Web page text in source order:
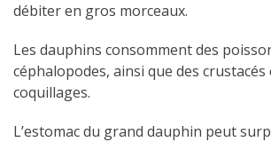
débiter en gros morceaux.
Les dauphins consomment des
céphalopodes, ainsi que des crustacés
coquillages.
L’estomac du grand dauphin peut